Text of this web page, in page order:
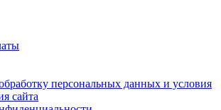
персональных данных и условия
сайта